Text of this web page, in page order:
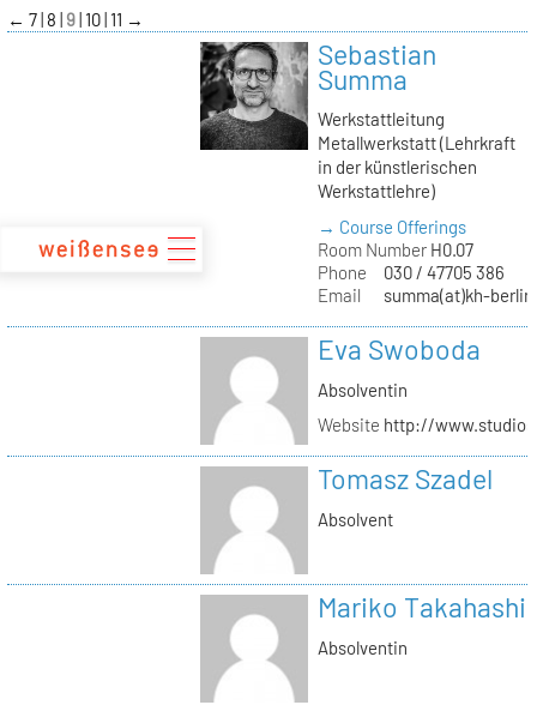
zum
Inhalt
← 7 8 9 10 11 →
Sebastian
Summa
Werkstattleitung
Metallwerkstatt (Lehrkraft
in der künstlerischen
Werkstattlehre)
→ Course Offerings
Room NumberH0.07
Phone
030 / 47705 386
Email
summa(at)kh-
Eva Swoboda
Absolventin
Website http://
Tomasz Szadel
Absolvent
Mariko Takahashi
Absolventin